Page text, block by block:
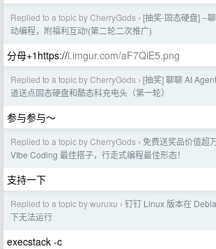
Replied to a topic by CherryGods › [抽奖-固态硬盘] --
动编程，附福利互动!(第二轮二次推广)
分母+1https://i.imgur.com/aF7QiE5.png
Replied to a topic by CherryGods › [抽奖] 聊聊 AI
道送点固态硬盘和酷态科充电头（第一轮）
参与参与～
Replied to a topic by CherryGods › 免费送奖品价值超
VIbe Coding 最佳搭子，行走式编程最佳形态！
支持一下
Replied to a topic by wuruxu › 钉钉 Linux 版本在
下无法运行
execstack -c